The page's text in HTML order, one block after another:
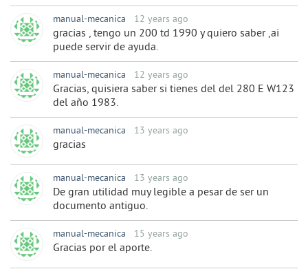
manual-mecanica 12 years ago
gracias , tengo un 200 td 1990 y quiero saber ,ai
puede servir de ayuda.
manual-mecanica 12 years ago
Gracias, quisiera saber si tienes del del 280 E W123
del año 1983.
manual-mecanica 13 years ago
gracias
manual-mecanica 13 years ago
De gran utilidad muy legible a pesar de ser un
documento antiguo.
manual-mecanica 15 years ago
Gracias por el aporte.